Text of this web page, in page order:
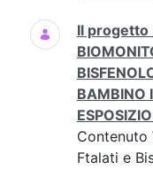
Il progetto
BAMBINO
Contenuto
Ftalati e